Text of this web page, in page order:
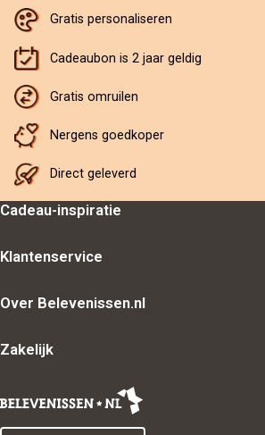
Gratis personaliseren
Cadeaubon is 2 jaar geldig
Gratis omruilen
Nergens goedkoper
Direct geleverd
Cadeau-inspiratie
Klantenservice
Over Belevenissen.nl
Zakelijk